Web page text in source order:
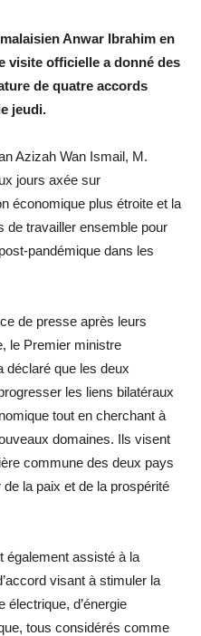
Anwar Ibrahim en
visite officielle a donné des
de quatre accords
jeudi.
Azizah Wan Ismail, M.
jours axée sur
économique plus étroite et la
de travailler ensemble pour
pandémique dans les
de presse après leurs
le Premier ministre
déclaré que les deux
les liens bilatéraux
tout en cherchant à
domaines. Ils visent
commune des deux pays
la paix et de la prospérité
également assisté à la
visant à stimuler la
électrique, d’énergie
tous considérés comme